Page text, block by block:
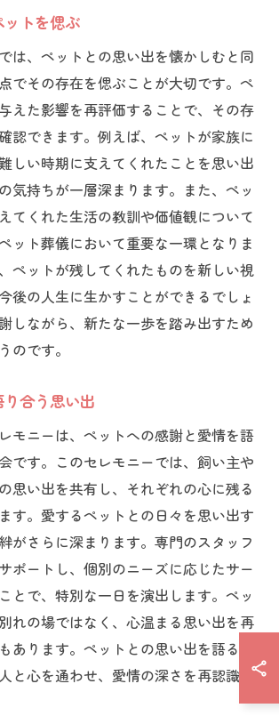
トを偲ぶ
は、ペットとの思い出を懐かしむと同
でその存在を偲ぶことが大切です。ペ
えた影響を再評価することで、その存
認できます。例えば、ペットが家族に
しい時期に支えてくれたことを思い出
気持ちが一層深まります。また、ペッ
てくれた生活の教訓や価値観について
ット葬儀において重要な一環となりま
ペットが残してくれたものを新しい視
後の人生に生かすことができるでしょ
しながら、新たな一歩を踏み出すため
のです。
合う思い出
モニーは、ペットへの感謝と愛情を語
です。このセレモニーでは、飼い主や
思い出を共有し、それぞれの心に残る
す。愛するペットとの日々を思い出す
がさらに深まります。専門のスタッフ
ポートし、個別のニーズに応じたサー
とで、特別な一日を演出します。ペッ
れの場ではなく、心温まる思い出を再
あります。ペットとの思い出を語るこ
と心を通わせ、愛情の深さを再認識で